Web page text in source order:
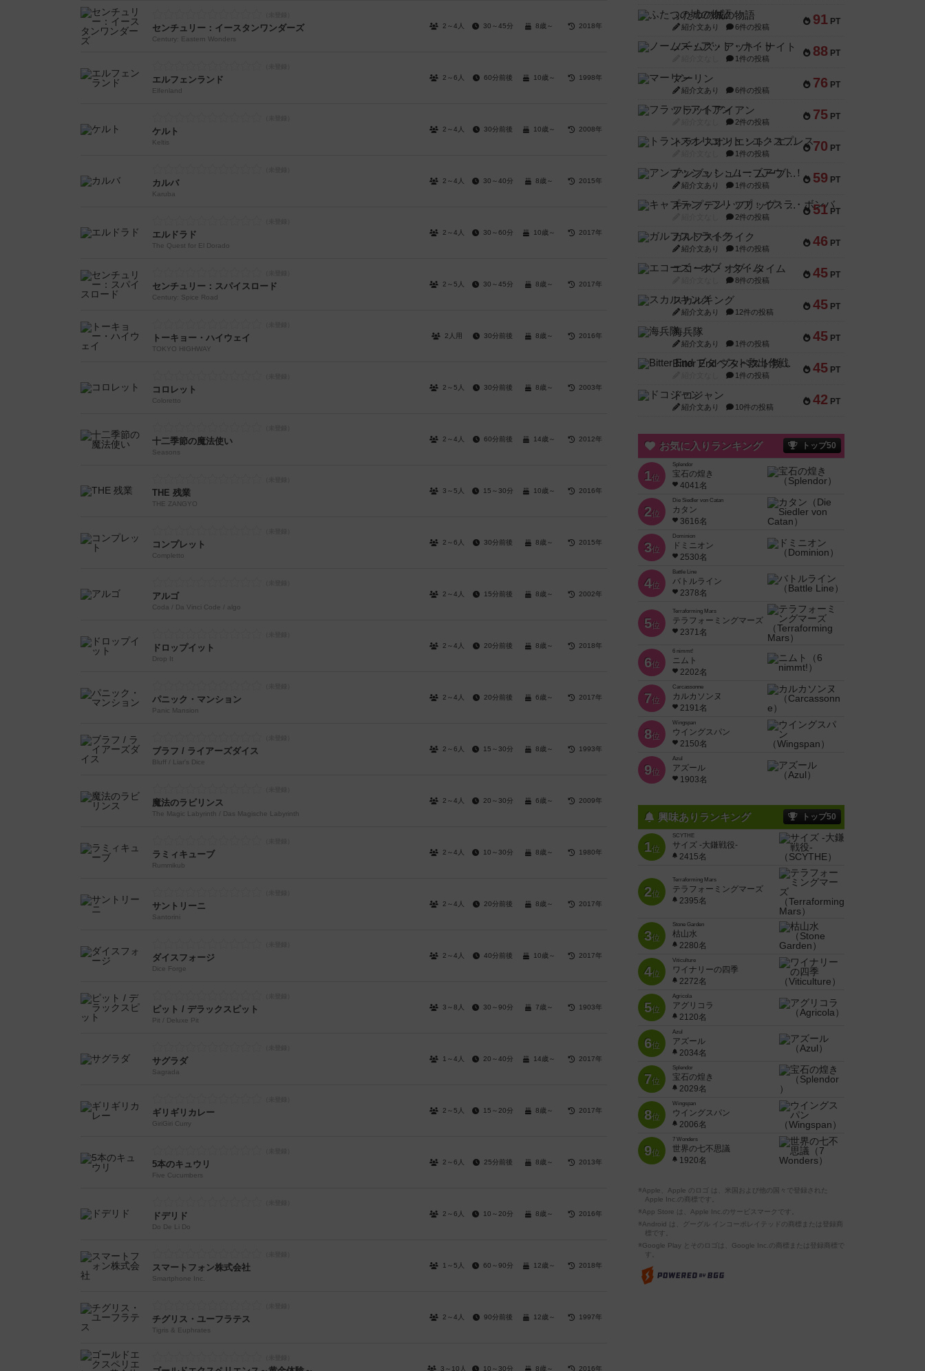
センチュリー：イースタンワンダーズ
Century: Eastern Wonders
2～4人 30～45分 8歳～ 2018年
エルフェンランド
Elfenland
2～6人 60分前後 10歳～ 1998年
ケルト
Keltis
2～4人 30分前後 10歳～ 2008年
カルバ
Karuba
2～4人 30～40分 8歳～ 2015年
エルドラド
The Quest for El Dorado
2～4人 30～60分 10歳～ 2017年
センチュリー：スパイスロード
Century: Spice Road
2～5人 30～45分 8歳～ 2017年
トーキョー・ハイウェイ
TOKYO HIGHWAY
2人用 30分前後 8歳～ 2016年
コロレット
Coloretto
2～5人 30分前後 8歳～ 2003年
十二季節の魔法使い
Seasons
2～4人 60分前後 14歳～ 2012年
THE 残業
THE ZANGYO
3～5人 15～30分 10歳～ 2016年
コンプレット
Completto
2～6人 30分前後 8歳～ 2015年
アルゴ
Coda / Da Vinci Code / algo
2～4人 15分前後 8歳～ 2002年
ドロップイット
Drop It
2～4人 20分前後 8歳～ 2018年
パニック・マンション
Panic Mansion
2～4人 20分前後 6歳～ 2017年
ブラフ / ライアーズダイス
Bluff / Liar's Dice
2～6人 15～30分 8歳～ 1993年
魔法のラビリンス
The Magic Labyrinth / Das Magische Labyrinth
2～4人 20～30分 6歳～ 2009年
ラミィキューブ
Rummikub
2～4人 10～30分 8歳～ 1980年
サントリーニ
Santorini
2～4人 20分前後 8歳～ 2017年
ダイスフォージ
Dice Forge
2～4人 40分前後 10歳～ 2017年
ピット / デラックスピット
Pit / Deluxe Pit
3～8人 30～90分 7歳～ 1903年
サグラダ
Sagrada
1～4人 20～40分 14歳～ 2017年
ギリギリカレー
GiriGiri Curry
2～5人 15～20分 8歳～ 2017年
5本のキュウリ
Five Cucumbers
2～6人 25分前後 8歳～ 2013年
ドデリド
Do De Li Do
2～6人 10～20分 8歳～ 2016年
スマートフォン株式会社
Smartphone Inc.
1～5人 60～90分 12歳～ 2018年
チグリス・ユーフラテス
Tigris & Euphrates
2～4人 90分前後 12歳～ 1997年
3～10人 10～30分 8歳～ 2016年
91 PT
ふたつの城の物語
紹介文あり 6件の投稿
88 PT
ノームズ・アット・ナイト
1件の投稿
76 PT
マーリン
紹介文あり 6件の投稿
75 PT
フラットアイアン
2件の投稿
70 PT
トランスオリエント・エクスプレス
1件の投稿
59 PT
アンブッシュ！：ムーブアウト！
紹介文あり 1件の投稿
51 PT
キャプテン・フリップ：イスラ・ボンバ
2件の投稿
46 PT
ガルフストライク
紹介文あり 1件の投稿
45 PT
エコーズ・オブ・タイム
8件の投稿
45 PT
スカルキング
紹介文あり 12件の投稿
45 PT
海兵隊
紹介文あり 1件の投稿
45 PT
Bitter End ブタペスト救出作戦
1件の投稿
42 PT
ドコジャン
紹介文あり 10件の投稿
お気に入りランキング トップ50
1位
Splendor
宝石の煌き
4041名
2位
Die Siedler von Catan
カタン
3616名
3位
Dominion
ドミニオン
2530名
4位
Battle Line
バトルライン
2378名
5位
Terraforming Mars
テラフォーミングマーズ
2371名
6位
6 nimmt!
ニムト
2202名
7位
Carcassonne
カルカソンヌ
2191名
8位
Wingspan
ウイングスパン
2150名
9位
Azul
アズール
1903名
興味ありランキング トップ50
1位
SCYTHE
サイズ -大鎌戦役-
2415名
2位
Terraforming Mars
テラフォーミングマーズ
2395名
3位
Stone Garden
枯山水
2280名
4位
Viticulture
ワイナリーの四季
2272名
5位
Agricola
アグリコラ
2120名
6位
Azul
アズール
2034名
7位
Splendor
宝石の煌き
2029名
8位
Wingspan
ウイングスパン
2006名
9位
7 Wonders
世界の七不思議
1920名
※Apple、Apple のロゴ は、米国および他の国々で登録された
Apple Inc.の商標です。
※App Store は、Apple Inc.のサービスマークです。
※Android は、グーグル インコーポレイテッドの商標または登録商
標です。
※Google Play とそのロゴは、Google Inc.の商標または登録商標で
す。